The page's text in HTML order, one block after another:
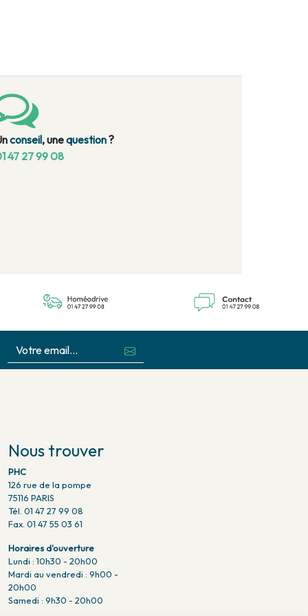
conseil, unequestion?
47 27 99 08
Nous trouver
PHC
126 rue de la pompe
75116 PARIS
Tél. 01 47 27 99 08
Fax. 01 47 55 03 61
Horaires d'ouverture
Lundi : 10h30 - 20h00
Mardi au vendredi : 9h00 -
20h00
Samedi : 9h30 - 20h00